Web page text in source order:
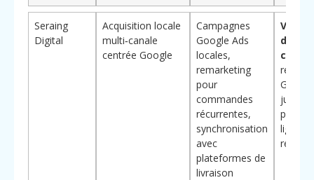
Seraing
Digital
Acquisition locale
multi‑canale
centrée Google
Campagnes
Google Ads
locales,
remarketing
pour
commandes
récurrentes,
synchronisation
avec
plateformes de
livraison
du
client
Google
ligne